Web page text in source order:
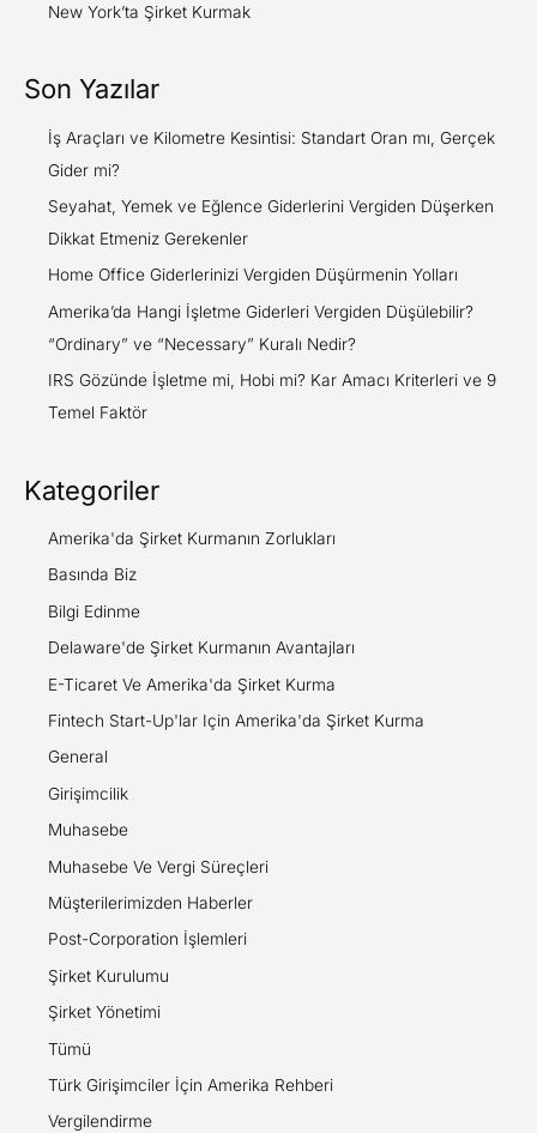
New York’ta Şirket Kurmak
Son Yazılar
İş Araçları ve Kilometre Kesintisi: Standart Oran mı, Gerçek
Gider mi?
Seyahat, Yemek ve Eğlence Giderlerini Vergiden Düşerken
Dikkat Etmeniz Gerekenler
Home Office Giderlerinizi Vergiden Düşürmenin Yolları
Amerika’da Hangi İşletme Giderleri Vergiden Düşülebilir?
“Ordinary” ve “Necessary” Kuralı Nedir?
IRS Gözünde İşletme mi, Hobi mi? Kar Amacı Kriterleri ve 9
Temel Faktör
Kategoriler
Amerika'da Şirket Kurmanın Zorlukları
Basında Biz
Bilgi Edinme
Delaware'de Şirket Kurmanın Avantajları
E-Ticaret Ve Amerika'da Şirket Kurma
Fintech Start-Up'lar Için Amerika'da Şirket Kurma
General
Girişimcilik
Muhasebe
Muhasebe Ve Vergi Süreçleri
Müşterilerimizden Haberler
Post-Corporation İşlemleri
Şirket Kurulumu
Şirket Yönetimi
Tümü
Türk Girişimciler İçin Amerika Rehberi
Vergilendirme